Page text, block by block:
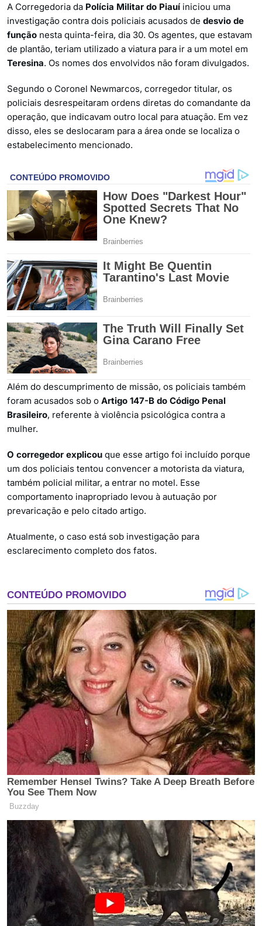
A Corregedoria da Polícia Militar do Piauí iniciou uma
investigação contra dois policiais acusados de desvio de
função nesta quinta-feira, dia 30. Os agentes, que estavam
de plantão, teriam utilizado a viatura para ir a um motel em
Teresina. Os nomes dos envolvidos não foram divulgados.
Segundo o Coronel Newmarcos, corregedor titular, os
policiais desrespeitaram ordens diretas do comandante da
operação, que indicavam outro local para atuação. Em vez
disso, eles se deslocaram para a área onde se localiza o
estabelecimento mencionado.
Além do descumprimento de missão, os policiais também
foram acusados sob o Artigo 147-B do Código Penal
Brasileiro, referente à violência psicológica contra a
mulher.
O corregedor explicou que esse artigo foi incluído porque
um dos policiais tentou convencer a motorista da viatura,
também policial militar, a entrar no motel. Esse
comportamento inapropriado levou à autuação por
prevaricação e pelo citado artigo.
Atualmente, o caso está sob investigação para
esclarecimento completo dos fatos.